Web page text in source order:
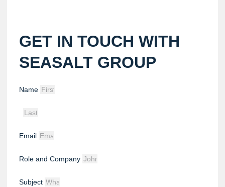
GET IN TOUCH WITH
SEASALT GROUP
Name
Email
Role and Company
Subject